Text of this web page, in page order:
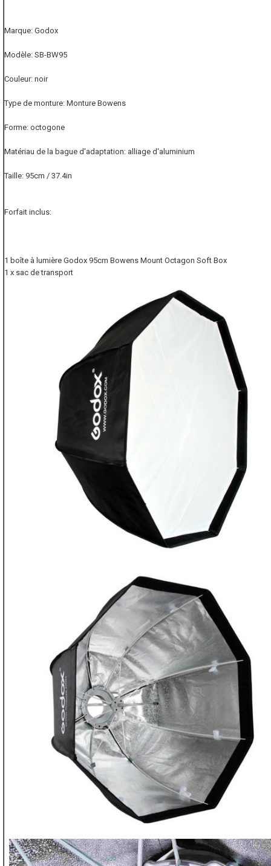
Marque: Godox
Modèle: SB-BW95
Couleur: noir
Type de monture: Monture Bowens
Forme: octogone
Matériau de la bague d'adaptation: alliage d'aluminium
Taille: 95cm / 37.4in
Forfait inclus:
1 boîte à lumière Godox 95cm Bowens Mount Octagon Soft Box
1 x sac de transport